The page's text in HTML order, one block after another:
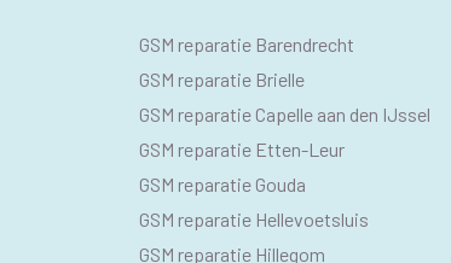
SEO
GSM
GSM reparatie Barendrecht
GSM reparatie Brielle
GSM reparatie Capelle aan den IJssel
GSM reparatie Etten-Leur
GSM reparatie Gouda
GSM reparatie Hellevoetsluis
GSM reparatie Hillegom